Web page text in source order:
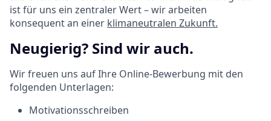
ist für uns ein zentraler Wert – wir arbeiten
konsequent an einer klimaneutralen Zukunft.
Neugierig? Sind wir auch.
Wir freuen uns auf Ihre Online-Bewerbung mit den
folgenden Unterlagen:
Motivationsschreiben